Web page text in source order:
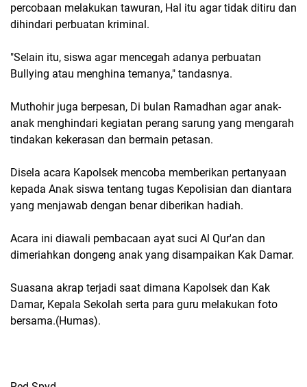
percobaan melakukan tawuran, Hal itu agar tidak ditiru dan
dihindari perbuatan kriminal.
"Selain itu, siswa agar mencegah adanya perbuatan
Bullying atau menghina temanya," tandasnya.
Muthohir juga berpesan, Di bulan Ramadhan agar anak-
anak menghindari kegiatan perang sarung yang mengarah
tindakan kekerasan dan bermain petasan.
Disela acara Kapolsek mencoba memberikan pertanyaan
kepada Anak siswa tentang tugas Kepolisian dan diantara
yang menjawab dengan benar diberikan hadiah.
Acara ini diawali pembacaan ayat suci Al Qur'an dan
dimeriahkan dongeng anak yang disampaikan Kak Damar.
Suasana akrap terjadi saat dimana Kapolsek dan Kak
Damar, Kepala Sekolah serta para guru melakukan foto
bersama.(Humas).